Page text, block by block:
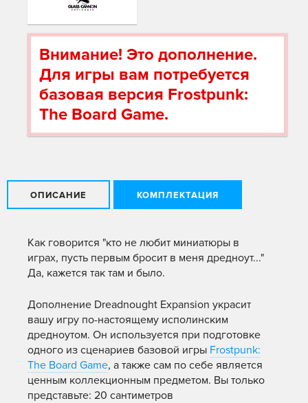
Внимание! Это дополнение.
Для игры вам потребуется
базовая версия Frostpunk:
The Board Game.
ОПИСАНИЕ КОМПЛЕКТАЦИЯ
Как говорится "кто не любит миниатюры в
играх, пусть первым бросит в меня дредноут..."
Да, кажется так там и было.
Дополнение Dreadnought Expansion украсит
вашу игру по-настоящему исполинским
дредноутом. Он используется при подготовке
одного из сценариев базовой игры Frostpunk:
The Board Game, а также сам по себе является
ценным коллекционным предметом. Вы только
представьте: 20 сантиметров